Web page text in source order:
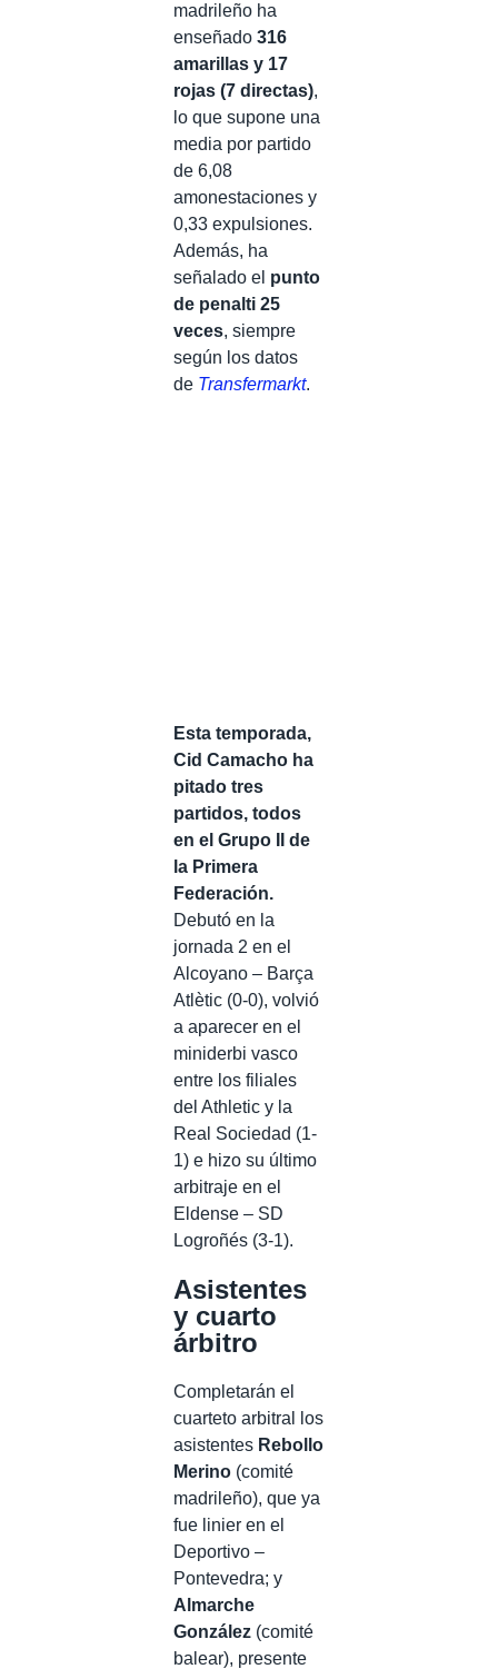
madrileño ha
enseñado 316
amarillas y 17
rojas (7 directas),
lo que supone una
media por partido
de 6,08
amonestaciones y
0,33 expulsiones.
Además, ha
señalado el punto
de penalti 25
veces, siempre
según los datos
de Transfermarkt.
Esta temporada,
Cid Camacho ha
pitado tres
partidos, todos
en el Grupo II de
la Primera
Federación.
Debutó en la
jornada 2 en el
Alcoyano – Barça
Atlètic (0-0), volvió
a aparecer en el
miniderbi vasco
entre los filiales
del Athletic y la
Real Sociedad (1-
1) e hizo su último
arbitraje en el
Eldense – SD
Logroñés (3-1).
Asistentes
y cuarto
árbitro
Completarán el
cuarteto arbitral los
asistentes Rebollo
Merino (comité
madrileño), que ya
fue linier en el
Deportivo –
Pontevedra; y
Almarche
González (comité
balear), presente